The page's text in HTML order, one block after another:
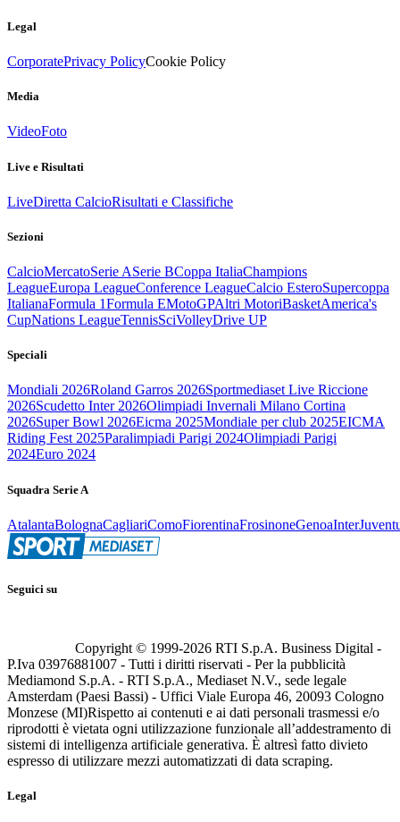
Legal
CorporatePrivacy PolicyCookie Policy
Media
VideoFoto
Live e Risultati
LiveDiretta CalcioRisultati e Classifiche
Sezioni
CalcioMercatoSerie ASerie BCoppa ItaliaChampions
LeagueEuropa LeagueConference LeagueCalcio EsteroSupercoppa
ItalianaFormula 1Formula EMotoGPAltri MotoriBasketAmerica's
CupNations LeagueTennisSciVolleyDrive UP
Speciali
Mondiali 2026Roland Garros 2026Sportmediaset Live Riccione
2026Scudetto Inter 2026Olimpiadi Invernali Milano Cortina
2026Super Bowl 2026Eicma 2025Mondiale per club 2025EICMA
Riding Fest 2025Paralimpiadi Parigi 2024Olimpiadi Parigi
2024Euro 2024
Squadra Serie A
AtalantaBolognaCagliariComoFiorentinaFrosinoneGenoaInter
Seguici su
Copyright © 1999-2026 RTI S.p.A. Business Digital -
P.Iva 03976881007 - Tutti i diritti riservati - Per la pubblicità
Mediamond S.p.A. - RTI S.p.A., Mediaset N.V., sede legale
Amsterdam (Paesi Bassi) - Uffici Viale Europa 46, 20093 Cologno
Monzese (MI)Rispetto ai contenuti e ai dati personali trasmessi e/o
riprodotti è vietata ogni utilizzazione funzionale all’addestramento di
sistemi di intelligenza artificiale generativa. È altresì fatto divieto
espresso di utilizzare mezzi automatizzati di data scraping.
Legal